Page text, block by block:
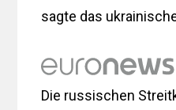
sagte das
Die russischen